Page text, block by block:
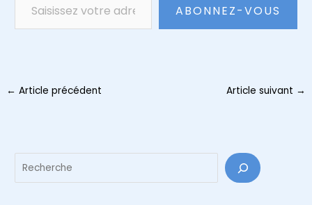
ABONNEZ-VOUS
Navigation
← Article précédent Article suivant →